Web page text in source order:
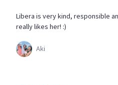
Libera is very kind, responsible
really likes her! :)
Aki